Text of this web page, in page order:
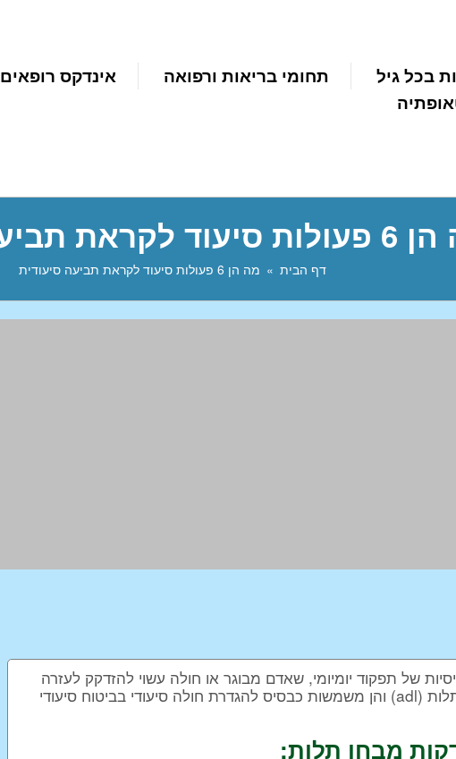
בכל גיל תחומי בריאות ורפואה אינדקס רופאים
תביעה סיעודית
דף הבית מה הן 6 פעולות סיעוד לקראת תביעה סיעודית
של תפקוד יומיומי, שאדם מבוגר או חולה עשוי להזדקק לעזרה
לבצעם. פעולות אלו נבדקות במבחן תלות (adl) והן משמשות כבסיס להגדרת חולה סיעודי בביטוח סיעודי